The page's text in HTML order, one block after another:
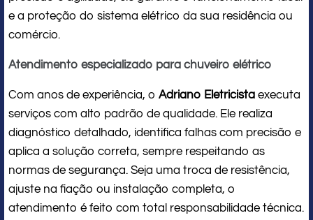
e a proteção do sistema elétrico da sua residência ou
comércio.
Atendimento especializado para chuveiro elétrico
Com anos de experiência, o Adriano Eletricista executa
serviços com alto padrão de qualidade. Ele realiza
diagnóstico detalhado, identifica falhas com precisão e
aplica a solução correta, sempre respeitando as
normas de segurança. Seja uma troca de resistência,
ajuste na fiação ou instalação completa, o
atendimento é feito com total responsabilidade técnica.